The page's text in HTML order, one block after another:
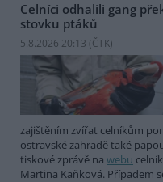
Celníci odhalili gang
stovku ptáků
5.8.2026 20:13 (ČTK)
zajištěním zvířat celníkům
ostravské zahradě také
tiskové zprávě na webu
Martina Kaňková. Případem